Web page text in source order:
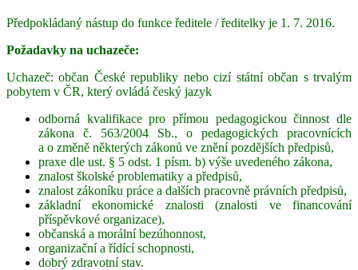
Předpokládaný nástup do funkce ředitele / ředitelky je 1. 7. 2016.
Požadavky na uchazeče:
Uchazeč: občan České republiky nebo cizí státní občan s trvalým
pobytem v ČR, který ovládá český jazyk
odborná kvalifikace pro přímou pedagogickou činnost dle
zákona č. 563/2004 Sb., o pedagogických pracovnících
a o změně některých zákonů ve znění pozdějších předpisů,
praxe dle ust. § 5 odst. 1 písm. b) výše uvedeného zákona,
znalost školské problematiky a předpisů,
znalost zákoníku práce a dalších pracovně právních předpisů,
základní ekonomické znalosti (znalosti ve financování
příspěvkové organizace),
občanská a morální bezúhonnost,
organizační a řídící schopnosti,
dobrý zdravotní stav.